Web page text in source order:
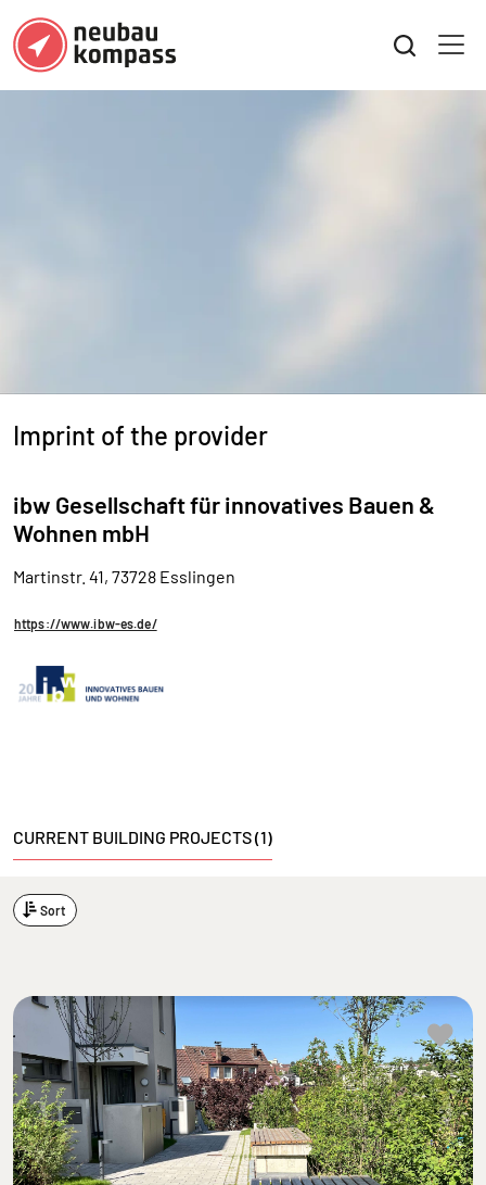
Imprint of the provider
ibw Gesellschaft für innovatives Bauen &
Wohnen mbH
Martinstr. 41, 73728 Esslingen
https://www.ibw-es.de/
CURRENT BUILDING PROJECTS (1)
Sort